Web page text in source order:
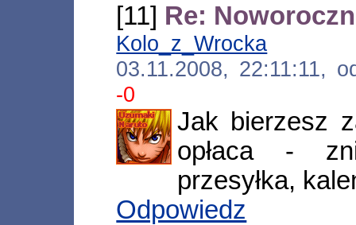
[11] Re:
Kolo_z_Wrocka
03.11.2008, 22:11:11,
-0
Jak bierzesz
opłaca -
przesyłka,
Odpowiedz